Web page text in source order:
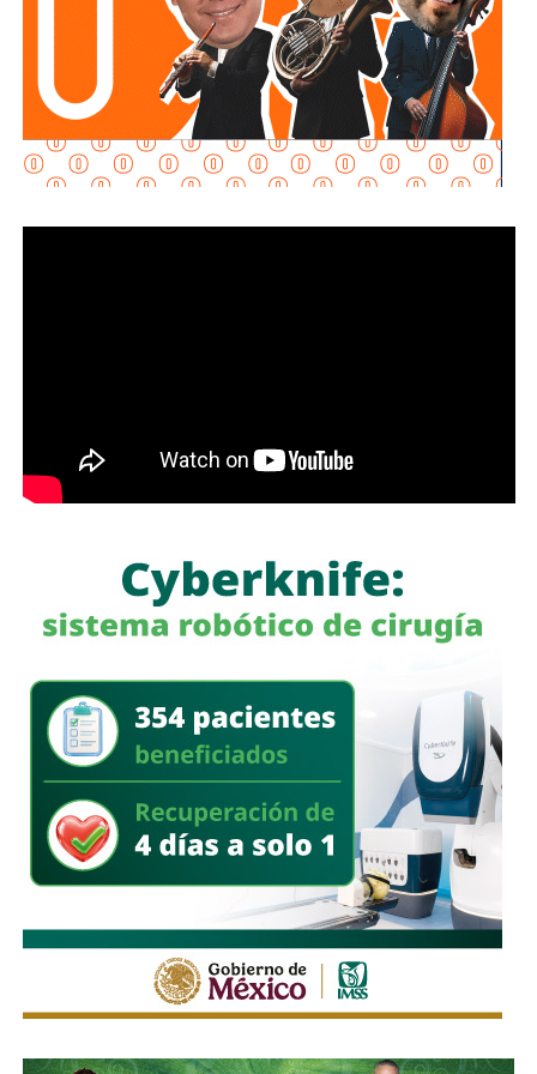
, a quienes se les aseguraroncinco armas
largas y dos armas cortas.
Explicó que
los detenidos fueron puestos a
disposición de las autoridades correspondientespara
El titular de Seguridad destacó que estos resultados
fueron presentados durante la Mesa de Coordinación para
implementadas para combatir delitos de alto impacto en
San Luis Potosí.
También lee:Explosión de pirotecnia en Axtla deja nueve
personas heridas